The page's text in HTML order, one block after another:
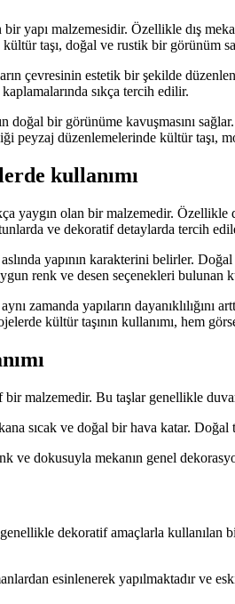
yapı malzemesidir. Özellikle dış
taşı, doğal ve rustik bir görünüm
çevresinin estetik bir şekilde
sıkça tercih edilir.
doğal bir görünüme kavuşmasını
peyzaj düzenlemelerinde kültür taşı,
kullanımı
yaygın olan bir malzemedir. Özellikle
ve dekoratif detaylarda tercih
aslında yapının karakterini belirler.
renk ve desen seçenekleri
aynı zamanda yapıların
kültür taşının kullanımı, hem
malzemedir. Bu taşlar genellikle
sıcak ve doğal bir hava katar.
ve dokusuyla mekanın genel
dekoratif amaçlarla kullanılan
esinlenerek yapılmaktadır ve